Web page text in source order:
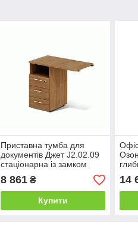
Приставна тумба для
документів Джет J2.02.09
стаціонарна із замком
ширина 900 мм
(MConcept-ТМ)
8 861₴
Купити
14